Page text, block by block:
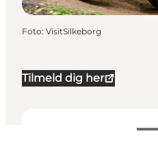
Tilmeld dig her
Foto: VisitSilkeborg